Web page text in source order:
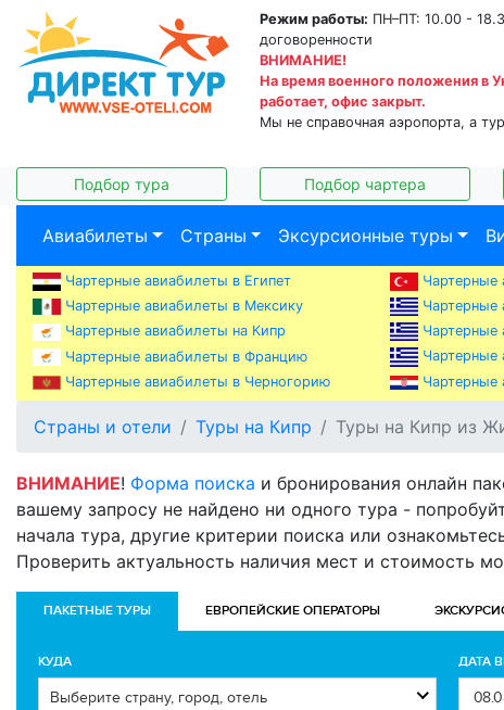
Режим работы: ПН–ПТ: 10.00 -
договоренности
ВНИМАНИЕ!
На время военного положения в
работает, офис закрыт.
Мы не справочная аэропорта, а
Подбор тура Подбор чартера
Авиабилеты Страны Эксурсионные туры
Чартерные авиабилеты в Египет Чартерные
Чартерные авиабилеты в Мексику
Чартерные
Чартерные авиабилеты на Кипр
Чартерные
Чартерные авиабилеты в Францию
Чартерные
Чартерные авиабилеты в Черногорию
Чартерные
Страны и отели Туры на Кипр Туры на Кипр из
ВНИМАНИЕ! Форма поиска и бронирования онлайн
вашему запросу не найдено ни одного тура -
начала тура, другие критерии поиска или
Проверить актуальность наличия мест и стоимость
ПАКЕТНЫЕ ТУРЫ ЕВРОПЕЙСКИЕ ОПЕРАТОРЫ
КУДА ДАТА